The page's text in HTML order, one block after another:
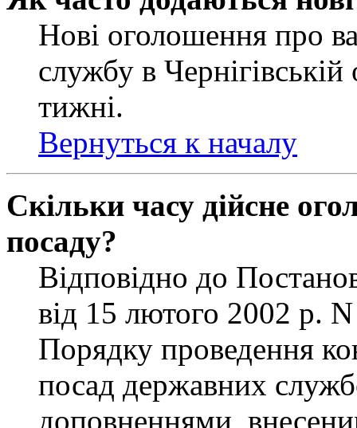
Нові оголошення про
службу в
тижні.
Вернуться к началу
Скільки часу дійсне
посаду?
Відповідно до
від 15 лютого 2002 р.
Порядку проведення
посад державних
доповненнями,